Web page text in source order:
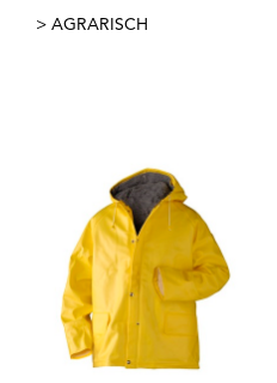
> AGRARISCH